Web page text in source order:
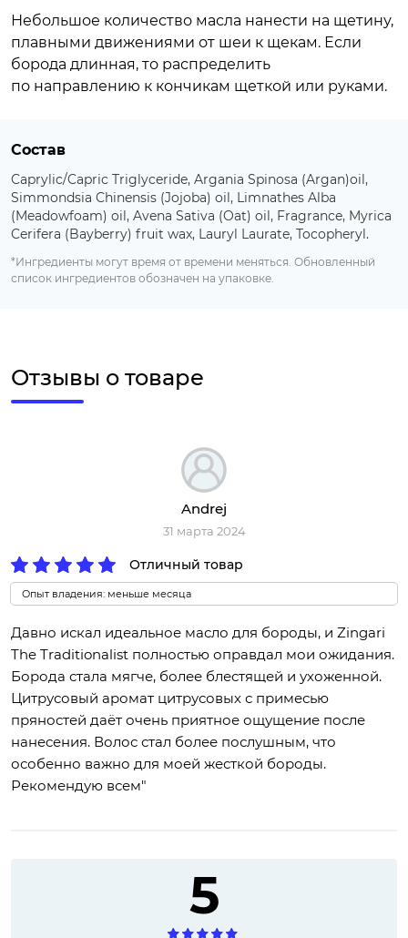
Небольшое количество масла нанести на щетину,
плавными движениями от шеи к щекам. Если
борода длинная, то распределить
по направлению к кончикам щеткой или руками.
Состав
Caprylic/Capric Triglyceride, Argania Spinosa (Argan)oil,
Simmondsia Chinensis (Jojoba) oil, Limnathes Alba
(Meadowfoam) oil, Avena Sativa (Oat) oil, Fragrance, Myrica
Cerifera (Bayberry) fruit wax, Lauryl Laurate, Tocopheryl.
*Ингредиенты могут время от времени меняться. Обновленный
список ингредиентов обозначен на упаковке.
Отзывы о товаре
Andrej
31 марта 2024
Отличный товар
Опыт владения: меньше месяца
Давно искал идеальное масло для бороды, и Zingari
The Traditionalist полностью оправдал мои ожидания.
Борода стала мягче, более блестящей и ухоженной.
Цитрусовый аромат цитрусовых с примесью
пряностей даёт очень приятное ощущение после
нанесения. Волос стал более послушным, что
особенно важно для моей жесткой бороды.
Рекомендую всем"
5